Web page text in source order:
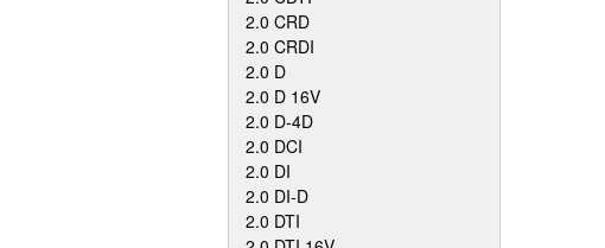
2.0 CRD
2.0 CRDI
2.0 D
2.0 D 16V
2.0 D-4D
2.0 DCI
2.0 DI
2.0 DI-D
2.0 DTI